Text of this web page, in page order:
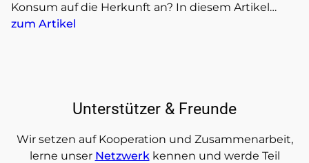
Konsum auf die Herkunft an? In diesem Artikel…
zum Artikel
Unterstützer & Freunde
Wir setzen auf Kooperation und Zusammenarbeit,
lerne unser Netzwerkkennen und werde Teil